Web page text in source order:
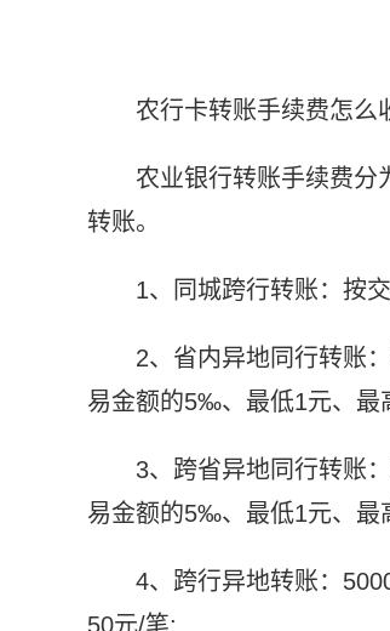
农行卡转账手续费怎么
农业银行转账手续费分
转账。
1、同城跨行转账：按
2、省内异地同行转账
易金额的5‰、最低1元、最
3、跨省异地同行转账
易金额的5‰、最低1元、最
4、跨行异地转账：
50元/笔;